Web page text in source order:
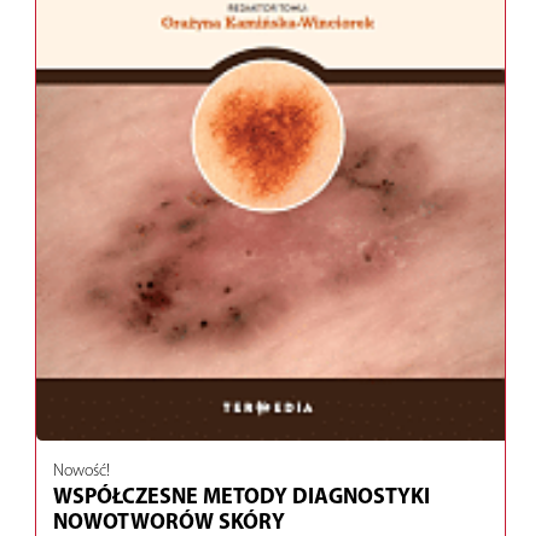
Nowość!
WSPÓŁCZESNE METODY DIAGNOSTYKI
NOWOTWORÓW SKÓRY